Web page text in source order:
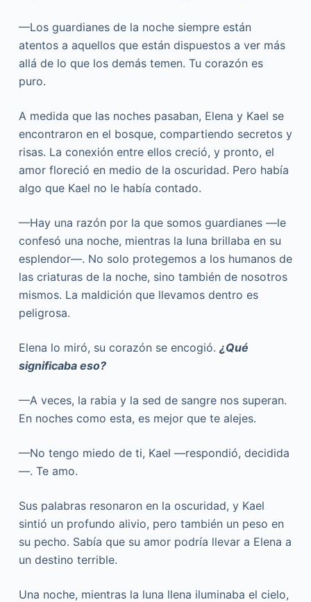
—Los guardianes de la noche siempre están
atentos a aquellos que están dispuestos a ver más
allá de lo que los demás temen. Tu corazón es
puro.
A medida que las noches pasaban, Elena y Kael se
encontraron en el bosque, compartiendo secretos y
risas. La conexión entre ellos creció, y pronto, el
amor floreció en medio de la oscuridad. Pero había
algo que Kael no le había contado.
—Hay una razón por la que somos guardianes —le
confesó una noche, mientras la luna brillaba en su
esplendor—. No solo protegemos a los humanos de
las criaturas de la noche, sino también de nosotros
mismos. La maldición que llevamos dentro es
peligrosa.
Elena lo miró, su corazón se encogió. ¿Qué
significaba eso?
—A veces, la rabia y la sed de sangre nos superan.
En noches como esta, es mejor que te alejes.
—No tengo miedo de ti, Kael —respondió, decidida
—. Te amo.
Sus palabras resonaron en la oscuridad, y Kael
sintió un profundo alivio, pero también un peso en
su pecho. Sabía que su amor podría llevar a Elena a
un destino terrible.
Una noche, mientras la luna llena iluminaba el cielo,